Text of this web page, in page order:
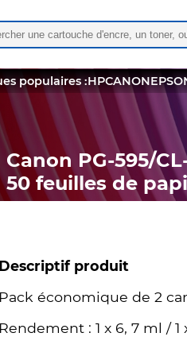
:
les résultats de l'auto-
populaires :HPCANON
Canon PG-595/
50 feuilles de
Descriptif produit
Pack économique de 2
Rendement : 1 x 6, 7 ml / 1